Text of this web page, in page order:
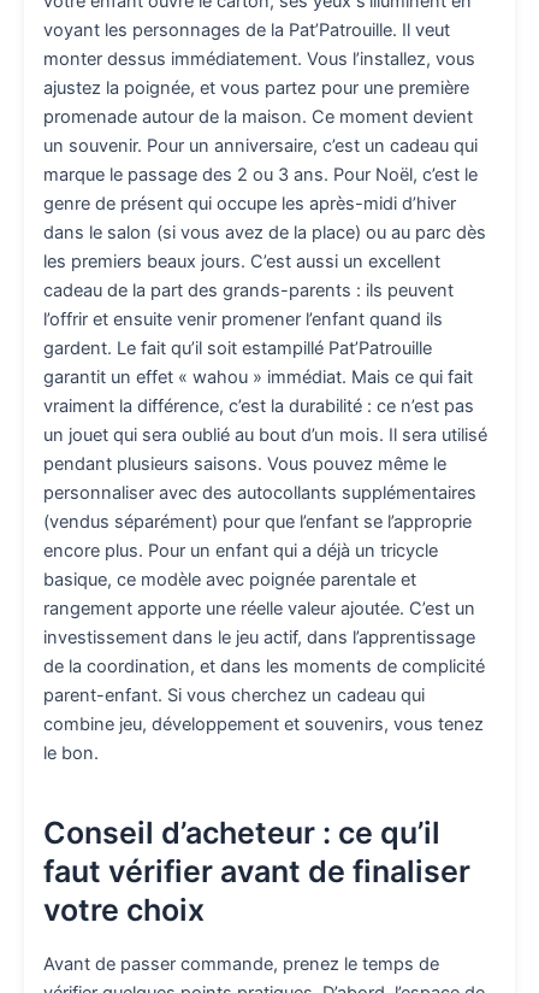
voyant les personnages de la Pat’Patrouille. Il veut
monter dessus immédiatement. Vous l’installez, vous
ajustez la poignée, et vous partez pour une première
promenade autour de la maison. Ce moment devient
un souvenir. Pour un anniversaire, c’est un cadeau qui
marque le passage des 2 ou 3 ans. Pour Noël, c’est le
genre de présent qui occupe les après-midi d’hiver
dans le salon (si vous avez de la place) ou au parc dès
les premiers beaux jours. C’est aussi un excellent
cadeau de la part des grands-parents : ils peuvent
l’offrir et ensuite venir promener l’enfant quand ils
gardent. Le fait qu’il soit estampillé Pat’Patrouille
garantit un effet « wahou » immédiat. Mais ce qui fait
vraiment la différence, c’est la durabilité : ce n’est pas
un jouet qui sera oublié au bout d’un mois. Il sera utilisé
pendant plusieurs saisons. Vous pouvez même le
personnaliser avec des autocollants supplémentaires
(vendus séparément) pour que l’enfant se l’approprie
encore plus. Pour un enfant qui a déjà un tricycle
basique, ce modèle avec poignée parentale et
rangement apporte une réelle valeur ajoutée. C’est un
investissement dans le jeu actif, dans l’apprentissage
de la coordination, et dans les moments de complicité
parent-enfant. Si vous cherchez un cadeau qui
combine jeu, développement et souvenirs, vous tenez
le bon.
Conseil d’acheteur : ce qu’il
faut vérifier avant de finaliser
votre choix
Avant de passer commande, prenez le temps de